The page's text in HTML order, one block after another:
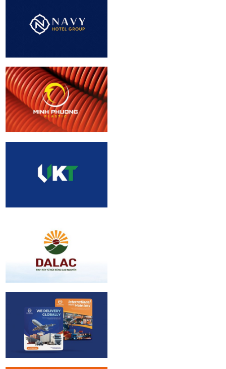
Navy Hotel Group
| Brand identity
Design
Minh Phuong
design
Logo Design
Dalac | Logo
design